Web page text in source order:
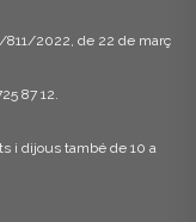
811/2022, de 22 de març
87 12.
i dijous també de 10 a